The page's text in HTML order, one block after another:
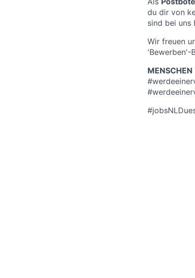
du dir von
sind bei uns
Wir freuen
'Bewerben'-
MENSCHEN